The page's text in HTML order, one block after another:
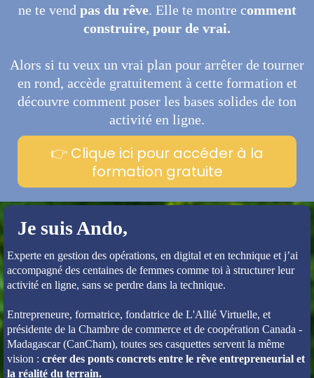
ne te vend pas du rêve. Elle te montre comment
construire, pour de vrai.
Alors si tu veux un vrai plan pour arrêter de tourner
en rond, accède gratuitement à cette formation et
découvre comment poser les bases solides de ton
activité en ligne.
👉 Clique ici pour accéder à la
formation gratuite
Je suis Ando,
Experte en gestion des opérations, en digital et en technique et j’ai
accompagné des centaines de femmes comme toi à structurer leur
activité en ligne, sans se perdre dans la technique.
Entrepreneure, formatrice, fondatrice de L'Allié Virtuelle, et
présidente de la Chambre de commerce et de coopération Canada -
Madagascar (CanCham), toutes ses casquettes servent la même
vision : créer des ponts concrets entre le rêve entrepreneurial et
la réalité du terrain.